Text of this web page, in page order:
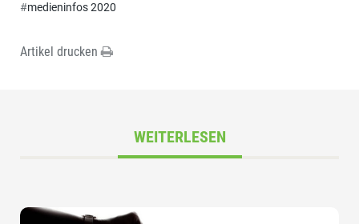
#medieninfos 2020
Artikel drucken
WEITERLESEN